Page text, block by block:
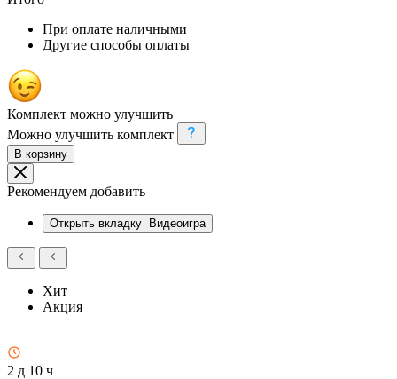
При оплате наличными
Другие способы оплаты
Комплект можно улучшить
Можно улучшить комплект
В корзину
Рекомендуем добавить
Открыть вкладку Видеоигра
Хит
Акция
2 д 10 ч